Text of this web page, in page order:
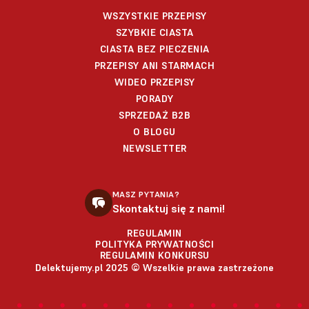
WSZYSTKIE PRZEPISY
SZYBKIE CIASTA
CIASTA BEZ PIECZENIA
PRZEPISY ANI STARMACH
WIDEO PRZEPISY
PORADY
SPRZEDAŻ B2B
O BLOGU
NEWSLETTER
MASZ PYTANIA?
Skontaktuj się z nami!
REGULAMIN
POLITYKA PRYWATNOŚCI
REGULAMIN KONKURSU
Delektujemy.pl 2025 © Wszelkie prawa zastrzeżone